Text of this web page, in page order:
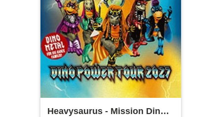
Heavysaurus - Mission Dino